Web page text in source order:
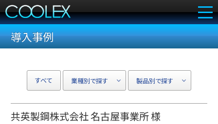
トップ
コンセプト
（ウェアタイプ）
1day 1week
有料トライアル
導入事例
すべて
共英製鋼株式会社 名古屋事業所 様